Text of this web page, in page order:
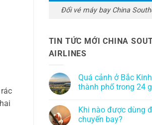
Đổi vé máy bay China
TIN TỨC MỚI CHINA
AIRLINES
Quá cảnh ở Bắc
thành phố trong 24
Khi nào được dùng
chuyến bay?